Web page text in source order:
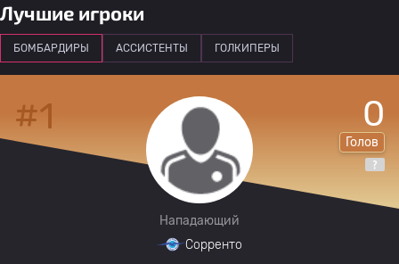
Лучшие игроки
БОМБАРДИРЫ АССИСТЕНТЫ ГОЛКИПЕРЫ
#1
Нападающий
Сорренто
0
Голов